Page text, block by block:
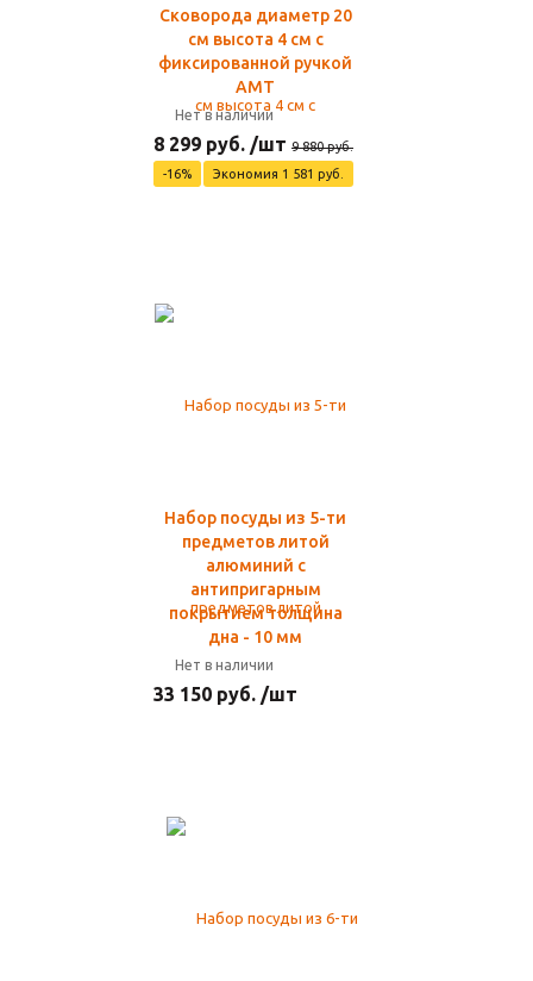
Сковорода диаметр 20
см высота 4 см с
фиксированной ручкой
AMT
Нет в наличии
8 299 руб. /шт 9 880 руб.
-16%
Экономия 1 581 руб.
Набор посуды из 5-ти
предметов литой
алюминий с
антипригарным
покрытием толщина
дна - 10 мм
Нет в наличии
33 150 руб. /шт